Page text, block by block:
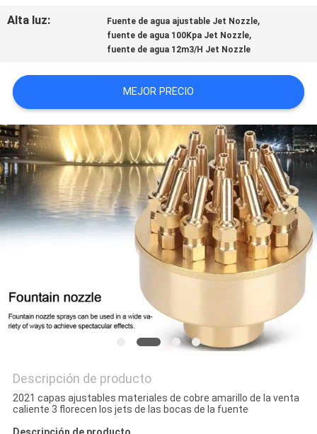
PIDA
CITA
NEWS
MAPA
DEL
SITIO
POLICY
Alta luz: Fuente de agua ajustable Jet Nozzle,
fuente de agua 100Kpa Jet Nozzle,
fuente de agua 12m3/H Jet Nozzle
MEJOR PRECIO
Descripción de producto
2021 capas ajustables materiales de cobre amarillo de la venta
caliente 3 florecen los jets de las bocas de la fuente